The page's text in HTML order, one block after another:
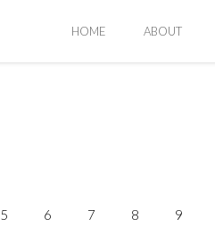
HOME ABOUT
5 6 7 8 9